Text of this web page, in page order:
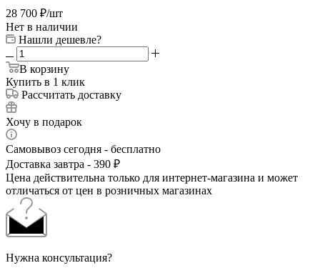
28 700 ₽/шт
Нет в наличии
Нашли дешевле?
В корзину
Купить в 1 клик
Рассчитать доставку
Хочу в подарок
Самовывоз сегодня - бесплатно
Доставка завтра - 390 ₽
Цена действительна только для интернет-магазина и может
отличаться от цен в розничных магазинах
Нужна консультация?